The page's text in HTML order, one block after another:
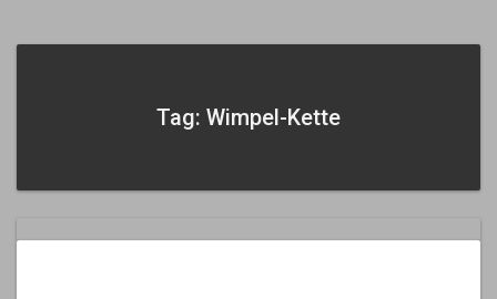
Tag: Wimpel-Kette